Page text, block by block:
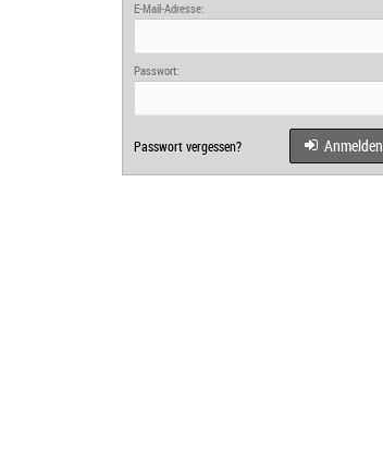
E-Mail-Adresse:
Passwort:
Passwort vergessen? Anmelden